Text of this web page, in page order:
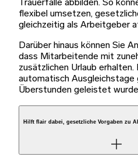
Trauerfälle abbilden. So
flexibel umsetzen,
gleichzeitig als Arbeitgeber
Darüber hinaus können Sie
dass Mitarbeitende mit
zusätzlichen Urlaub
automatisch Ausgleichstage
Überstunden geleistet
Hilft flair dabei, gesetzliche Vorgaben zu